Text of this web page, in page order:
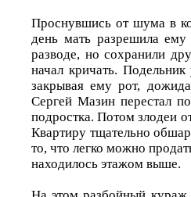
Проснувшись от шума в
день мать разрешила
разводе, но сохранили
начал кричать.
закрывая ему рот,
Сергей Мазин перестал
подростка. Потом злодеи
Квартиру тщательно
то, что легко можно
находилось этажом выше.